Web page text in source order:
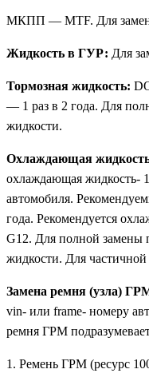
МКПП — MTF. Для
Жидкость в ГУР: Для
Тормозная жидкость:
— 1 раз в 2 года. Для
жидкости.
Охлаждающая
охлаждающая жидкость-
автомобиля.
года. Рекомендуется
G12. Для полной замены
жидкости. Для
Замена ремня (узла)
vin- или frame- номеру
ремня ГРМ
1. Ремень ГРМ (ресурс